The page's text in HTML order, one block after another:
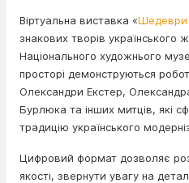
Віртуальна виставка «Шедеври
знакових творів українського
Національного художнього
просторі демонструються
Олександри Екстер,
Бурлюка та інших митців, які
традицію українського
Цифровий формат дозволяє
якості, звернути увагу на